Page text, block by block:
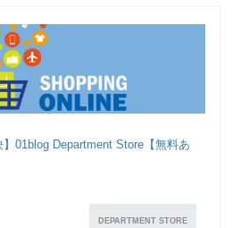
】01blog Department Store【無料あ
DEPARTMENT STORE